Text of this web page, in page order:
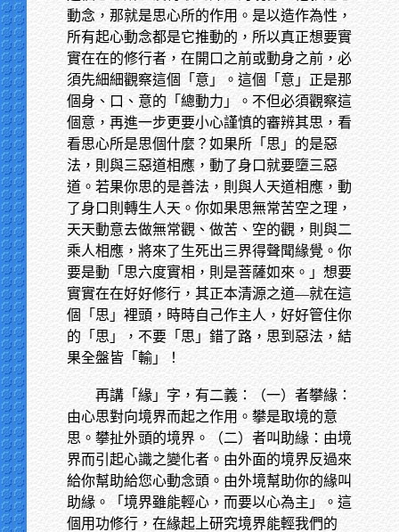
動念，那就是思心所的作用。是以造作為性，
所有起心動念都是它推動的，所以真正想要實
實在在的修行者，在開口之前或動身之前，必
須先細細觀察這個「意」。這個「意」正是那
個身、口、意的「總動力」。不但必須觀察這
個意，再進一步更要小心謹慎的審辨其思，看
看思心所是思個什麼？如果所「思」的是惡
法，則與三惡道相應，動了身口就要墮三惡
道。若果你思的是善法，則與人天道相應，動
了身口則轉生人天。你如果思無常苦空之理，
天天動意去做無常觀、做苦、空的觀，則與二
乘人相應，將來了生死出三界得聲聞緣覺。你
要是動「思六度實相，則是菩薩如來。」想要
實實在在好好修行，其正本清源之道—就在這
個「思」裡頭，時時自己作主人，好好管住你
的「思」，不要「思」錯了路，思到惡法，結
果全盤皆「輸」！
再講「緣」字，有二義：（一）者攀緣：
由心思對向境界而起之作用。攀是取境的意
思。攀扯外頭的境界。（二）者叫助緣：由境
界而引起心識之變化者。由外面的境界反過來
給你幫助給您心動念頭。由外境幫助你的緣叫
助緣。「境界雖能輕心，而要以心為主」。這
個用功修行，在緣起上研究境界能輕我們的